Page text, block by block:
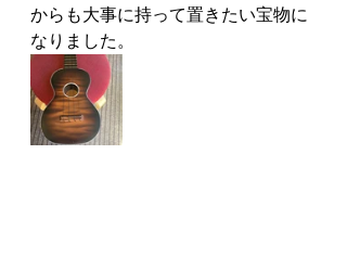
からも大事に持って置きたい宝物に
なりました。